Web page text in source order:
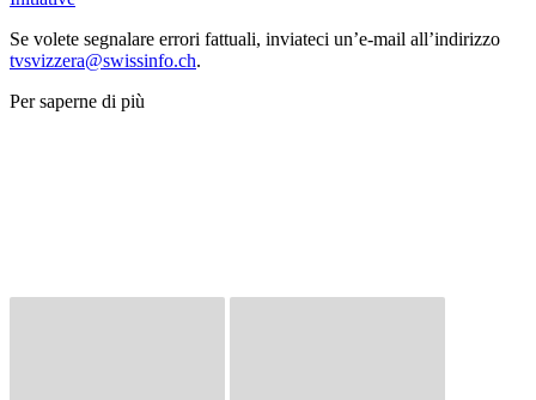
Se volete segnalare errori fattuali, inviateci un’e-mail all’indirizzo
tvsvizzera@swissinfo.ch.
Per saperne di più